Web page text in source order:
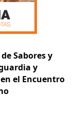
Sabores y
y
el Encuentro